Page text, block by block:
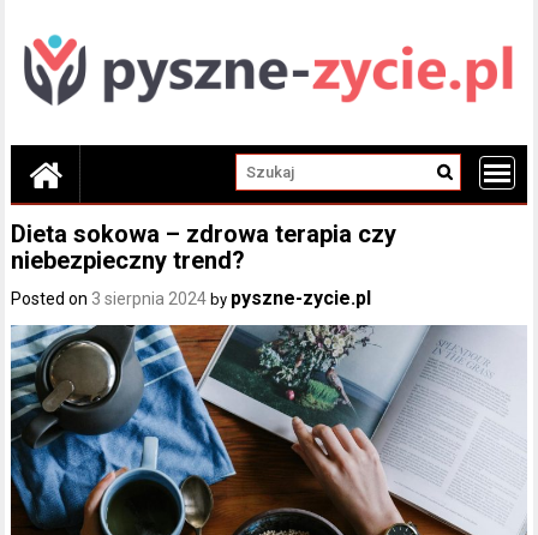
content
Dieta sokowa – zdrowa terapia czy
niebezpieczny trend?
Posted on 3 sierpnia 2024 by pyszne-zycie.pl